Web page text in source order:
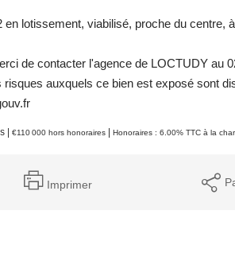
en lotissement, viabilisé, proche du
de contacter l'agence de LOCTUDY au
auxquels ce bien est exposé sont
€110 000 hors honoraires Honoraires : 6.00% TTC à la
Imprimer